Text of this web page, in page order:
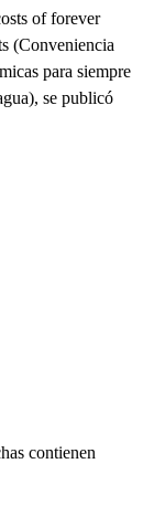
of forever
(Conveniencia
para siempre
se publicó
contienen